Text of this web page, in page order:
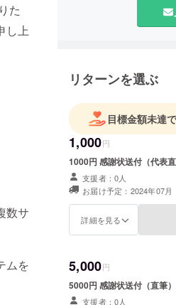
た
し上
数サ
ムを
その経験を活かし会
私たち「日コミ社員」
けでなく、プライベ
し、一人ひとりの明る
しています。
今回、新卒採用に関わ
きる『場』を創りたい
ち上げました。
皆様のご支援を心より
リターンを選ぶ
目標金額未達
1,000円
1000円 感謝状送付（代表
支援者：0人
お届け予定：2024年07月
詳細を見る
5,000円
5000円 感謝状送付（直筆
支援者：0人